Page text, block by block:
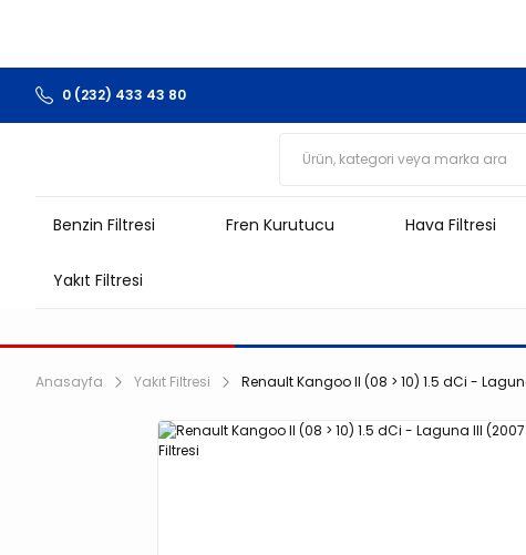
0 (232) 433 43 80
Benzin Filtresi Fren Kurutucu Hava Filtresi
Yakıt Filtresi
Anasayfa Yakıt Filtresi Renault Kangoo II (08 > 10) 1.5 dCi -